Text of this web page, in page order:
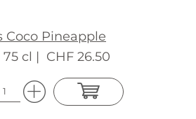
Coco Pineapple
75 cl | CHF 26.50